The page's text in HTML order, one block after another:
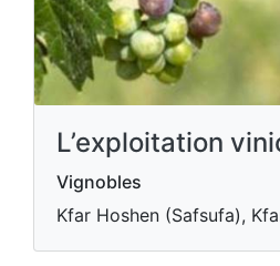
L’exploitation
Vignobles
Kfar Hoshen (Safsufa),